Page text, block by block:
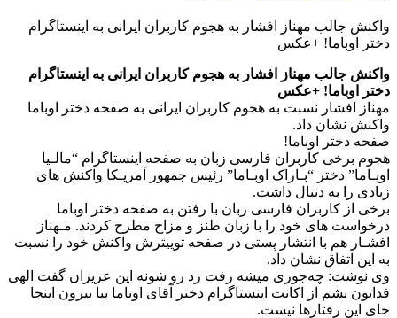
واکنش جالب مهناز افشار به هجوم کاربران ایرانی به اینستاگرام
دختر اوباما! +عکس
واکنش جالب مهناز افشار به هجوم کاربران ایرانی به اینستاگرام
دختر اوباما! +عکس
مهناز افشار نسبت به هجوم کاربران ایرانی به صفحه دختر اوباما
واکنش نشان داد.
صفحه دختر اوباما!
هجوم برخی کاربران فارسی زبان به صفحه اینستاگرام “مالـیا
اوبـاما” دختر “بـاراک اوبـاما” رئیس جمهور آمریـکا واکنش های
زیادی را به دنبال داشت.
برخی از کاربران فارسی زبان‌ با رفتن به صفحه دختر اوباما
درخواست های خود را با زبان طنز و مزاح مطرح کردند. مـهناز
افشـار هم با انتشار پستی در صفحه توییترش واکنش خود را نسبت
به این اتفاق نشان داد.
وی نوشت: چه‌جوری میشه رفت زد رو شونه این عزیزان گفت الهی
فداتون بشم از اکانت اینستاگرام دختر آقای اوباما بیا بیرون اینجا
جای اين رفتارها نیست.